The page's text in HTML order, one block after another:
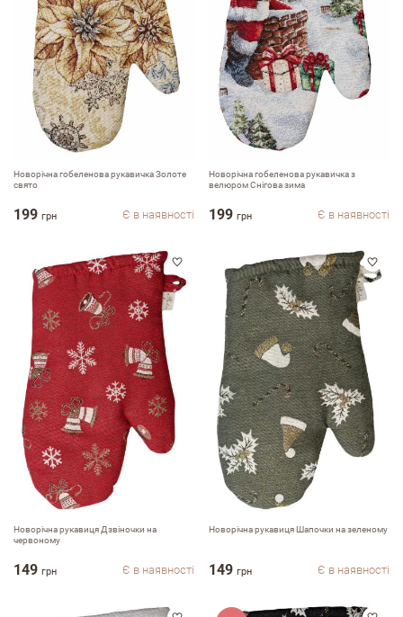
Новорічна гобеленова рукавичка Золоте
свято
199 грн Є в наявності
Новорічна гобеленова рукавичка з
велюром Снігова зима
199 грн Є в наявності
Новорічна рукавиця Дзвіночки на
червоному
149 грн Є в наявності
Новорічна рукавиця Шапочки на зеленому
149 грн Є в наявності
Залишити вiдгук про магазин
ПІБ